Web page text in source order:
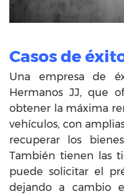
Casos de
Una empresa de
Hermanos JJ, que
obtener la máxima
vehículos, con
recuperar los
También tienen las
puede solicitar el
dejando a cambio